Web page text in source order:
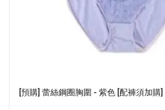
[預購] 蕾絲鋼圈胸圍 - 紫色 [配褲須加購]